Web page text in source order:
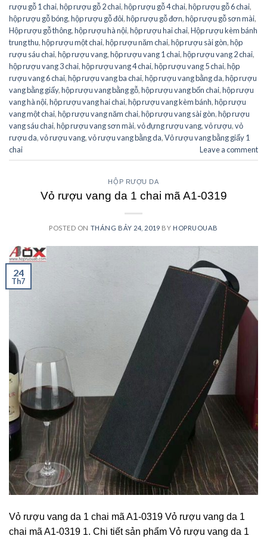
rượu gỗ 1 chai,hộp rượu gỗ 2 chai,hộp rượu gỗ 4 chai,hộp rượu gỗ 6 chai,
hộp rượu gỗ bóng,hộp rượu gỗ đôi,hộp rượu gỗ đơn,hộp rượu gỗ sơn mài,
Hộp rượu gỗ thông,hộp rượu hà nội,hộp rượu hai chai,Hộp rượu kèm bánh
trung thu,hộp rượu một chai,hộp rượu năm chai,hộp rượu sài gòn,hộp
rượu sáu chai,hộp rượu vang,hộp rượu vang 1 chai,hộp rượu vang 2 chai,
hộp rượu vang 3 chai,hộp rượu vang 4 chai,hộp rượu vang 5 chai,hộp
rượu vang 6 chai,hộp rượu vang ba chai,hộp rượu vang bằng da,hộp rượu
vang bằng giấy,hộp rượu vang bằng gỗ,hộp rượu vang bốn chai,hộp rượu
vang hà nội,hộp rượu vang hai chai,hộp rượu vang kèm bánh,hộp rượu
vang một chai,hộp rượu vang năm chai,hộp rượu vang sài gòn,hộp rượu
vang sáu chai,hộp rượu vang sơn mài,vỏ đựng rượu vang,vỏ rượu,vỏ
rượu da,vỏ rượu vang,vỏ rượu vang bằng da,Vỏ rượu vang bằng giấy 1
chai
Leave a comment
HỘP RƯỢU DA
Vỏ rượu vang da 1 chai mã A1-0319
POSTED ON THÁNG BẢY 24, 2019 BY HOPRUOUAB
24
Th7
Vỏ rượu vang da 1 chai mã A1-0319 Vỏ rượu vang da 1
chai mã A1-0319 1. Chi tiết sản phẩm Vỏ rượu vang da 1